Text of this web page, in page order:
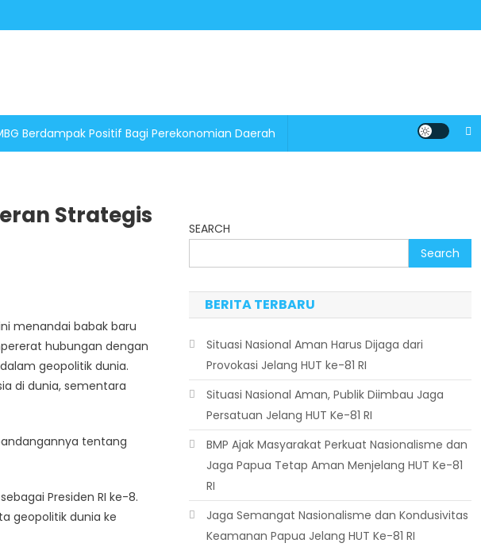
Berdampak Positif Bagi Perekonomian Daerah
Strategis
menandai babak baru
hubungan dengan
geopolitik dunia.
di dunia, sementara
tentang
Presiden RI ke-8.
geopolitik dunia ke
SEARCH
Search
BERITA TERBARU
Situasi Nasional Aman Harus Dijaga dari
Provokasi Jelang HUT ke-81 RI
Situasi Nasional Aman, Publik Diimbau Jaga
Persatuan Jelang HUT Ke-81 RI
BMP Ajak Masyarakat Perkuat Nasionalisme dan
Jaga Papua Tetap Aman Menjelang HUT Ke-81
RI
Jaga Semangat Nasionalisme dan Kondusivitas
Keamanan Papua Jelang HUT Ke-81 RI